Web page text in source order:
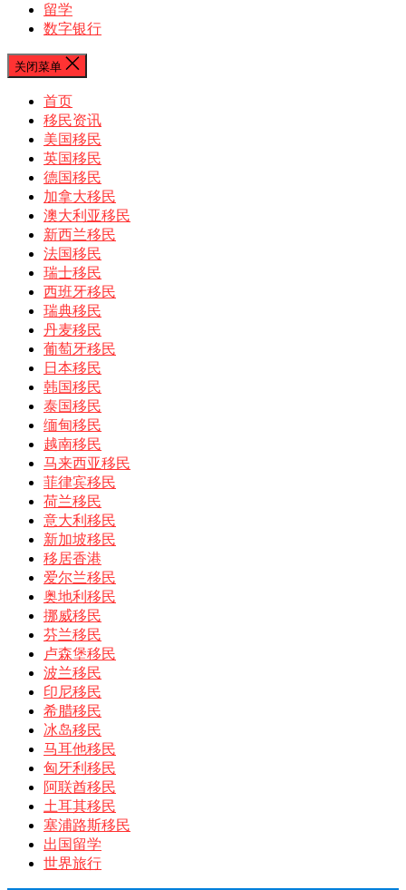
留学
数字银行
关闭菜单
首页
移民资讯
美国移民
英国移民
德国移民
加拿大移民
澳大利亚移民
新西兰移民
法国移民
瑞士移民
西班牙移民
瑞典移民
丹麦移民
葡萄牙移民
日本移民
韩国移民
泰国移民
缅甸移民
越南移民
马来西亚移民
菲律宾移民
荷兰移民
意大利移民
新加坡移民
移居香港
爱尔兰移民
奥地利移民
挪威移民
芬兰移民
卢森堡移民
波兰移民
印尼移民
希腊移民
冰岛移民
马耳他移民
匈牙利移民
阿联酋移民
土耳其移民
塞浦路斯移民
出国留学
世界旅行